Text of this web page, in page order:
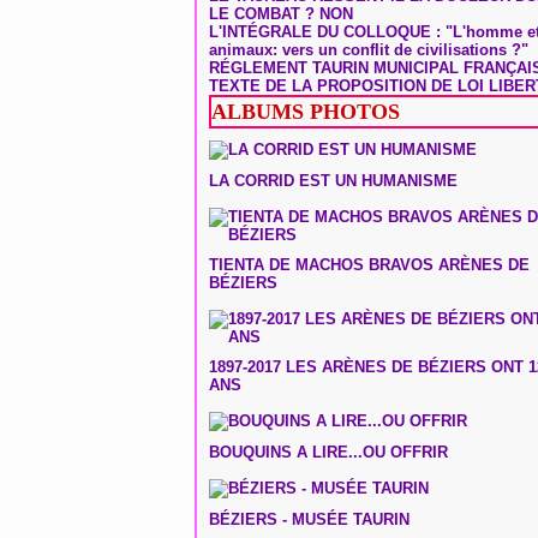
LE COMBAT ? NON
L'INTÉGRALE DU COLLOQUE : "L'homme
animaux: vers un conflit de civilisations ?"
RÉGLEMENT TAURIN MUNICIPAL
TEXTE DE LA PROPOSITION DE LOI
ALBUMS PHOTOS
LA CORRID EST UN HUMANISME
TIENTA DE MACHOS BRAVOS ARÈNES DE
BÉZIERS
1897-2017 LES ARÈNES DE BÉZIERS ONT
ANS
BOUQUINS A LIRE...OU OFFRIR
BÉZIERS - MUSÉE TAURIN